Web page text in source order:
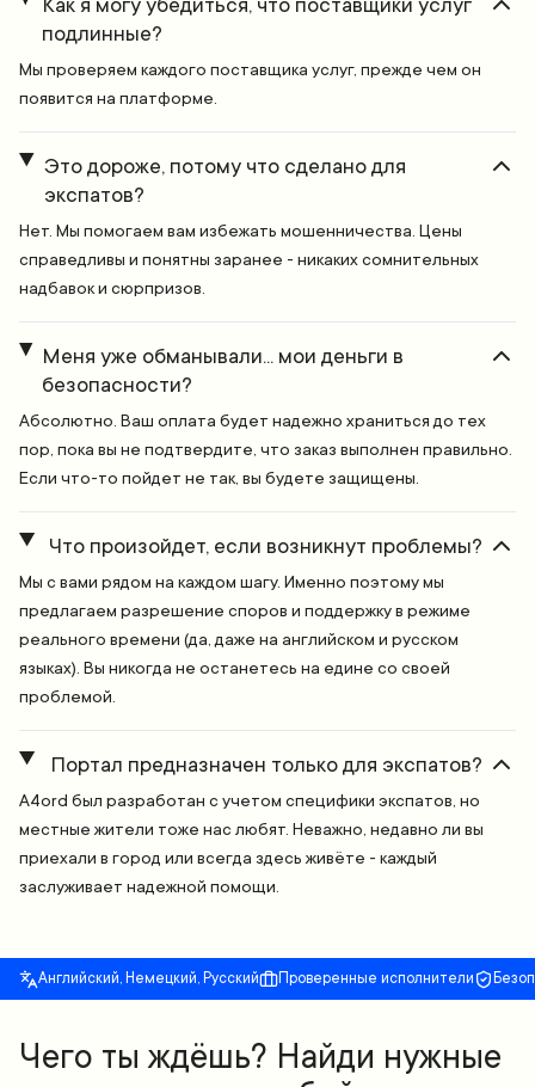
Как я могу убедиться, что поставщики услуг
подлинные?
Мы проверяем каждого поставщика услуг, прежде чем он
появится на платформе.
Это дороже, потому что сделано для
экспатов?
Нет. Мы помогаем вам избежать мошенничества. Цены
справедливы и понятны заранее - никаких сомнительных
надбавок и сюрпризов.
Меня уже обманывали... мои деньги в
безопасности?
Абсолютно. Ваш оплата будет надежно храниться до тех
пор, пока вы не подтвердите, что заказ выполнен правильно.
Если что-то пойдет не так, вы будете защищены.
Что произойдет, если возникнут проблемы?
Мы с вами рядом на каждом шагу. Именно поэтому мы
предлагаем разрешение споров и поддержку в режиме
реального времени (да, даже на английском и русском
языках). Вы никогда не останетесь на едине со своей
проблемой.
Портал предназначен только для экспатов?
A4ord был разработан с учетом специфики экспатов, но
местные жители тоже нас любят. Неважно, недавно ли вы
приехали в город или всегда здесь живёте - каждый
заслуживает надежной помощи.
Английский, Немецкий, Русский Проверенные исполнители
Чего ты ждёшь? Найди нужные